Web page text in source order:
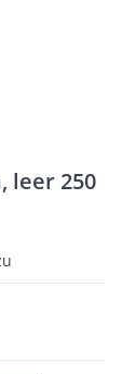
leer 250